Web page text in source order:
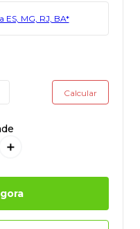
ES, MG, RJ, BA*
＋